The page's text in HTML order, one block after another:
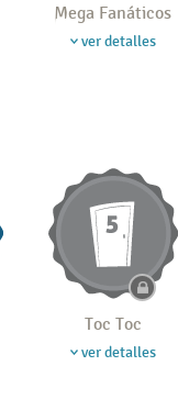
Mega Fanáticos
ver detalles
Toc Toc
ver detalles